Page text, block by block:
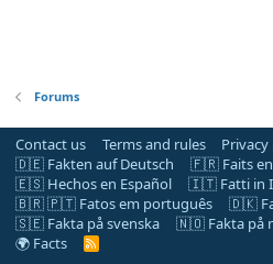
Forums
Contact us Terms and rules
🇩🇪 Fakten auf Deutsch
🇫🇷 Faits en
🇪🇸 Hechos en Español
🇮🇹 Fatti in
🇧🇷 🇵🇹 Fatos em português
🇩🇰
🇸🇪 Fakta på svenska
🇳🇴 Fakta på
🌍 Facts
R